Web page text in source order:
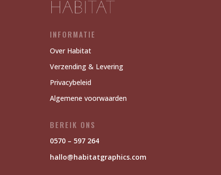
INFORMATIE
Over Habitat
Verzending & Levering
Privacybeleid
Algemene voorwaarden
BEREIK ONS
0570 – 597 264
hallo@habitatgraphics.com